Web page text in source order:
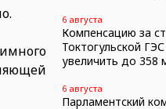
6 августа
Компенсацию за
Токтогульской
увеличить до 358
6 августа
Парламентский